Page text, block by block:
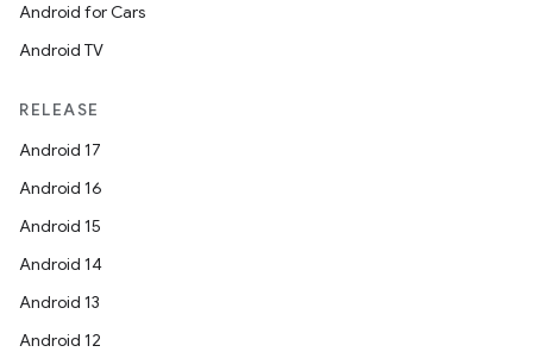
Android for Cars
Android TV
RELEASE
Android 17
Android 16
Android 15
Android 14
Android 13
Android 12